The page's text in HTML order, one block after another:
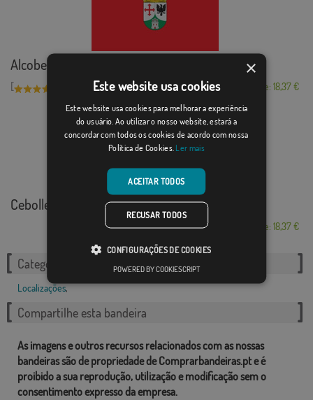
Alcobendas
[ Desde: 18,37 €
Cebolleros
Desde: 18,37 €
Categorias relacionadas:
Localizações,
Compartilhe esta bandeira
As imagens e outros recursos relacionados com as nossas
bandeiras são de propriedade de Comprarbandeiras.pt e é
proibido a sua reprodução, utilização e modificação sem o
consentimento expresso da empresa.
×
Este website usa cookies
Este website usa cookies para melhorar a experiência
do usuário. Ao utilizar o nosso website, estará a
concordar com todos os cookies de acordo com nossa
Política de Cookies. Ler mais
ACEITAR TODOS
RECUSAR TODOS
CONFIGURAÇÕES DE COOKIES
POWERED BY COOKIESCRIPT